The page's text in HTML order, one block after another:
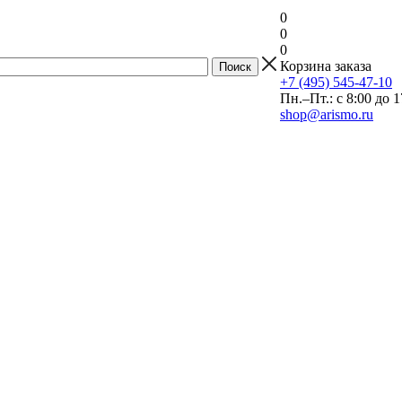
0
0
0
Корзина заказа
+7 (495) 545-47-10
Пн.–Пт.: с 8:00 до
shop@arismo.ru